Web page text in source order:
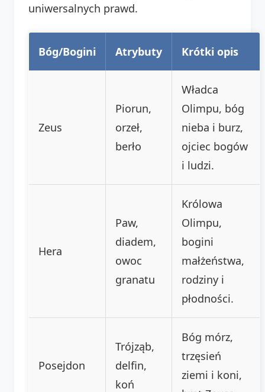
uniwersalnych prawd.
Bóg/Bogini Atrybuty Krótki opis
Zeus
Piorun,
orzeł,
berło
Władca
Olimpu, bóg
nieba i burz,
ojciec bogów
i ludzi.
Hera
Paw,
diadem,
owoc
granatu
Królowa
Olimpu,
bogini
małżeństwa,
rodziny i
płodności.
Posejdon
Trójząb,
delfin,
koń
Bóg mórz,
trzęsień
ziemi i koni,